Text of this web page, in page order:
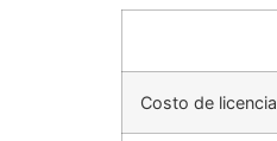
Costo de licencia